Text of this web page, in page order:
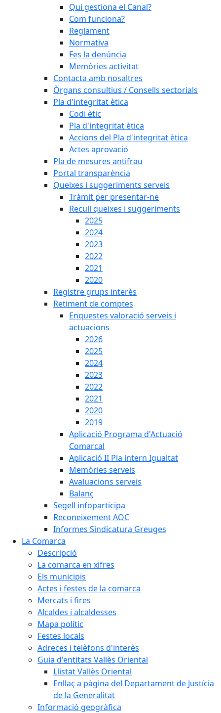
Qui gestiona el Canal?
Com funciona?
Reglament
Normativa
Fes la denúncia
Memòries activitat
Contacta amb nosaltres
Òrgans consultius / Consells sectorials
Pla d'integritat ètica
Codi ètic
Pla d'integritat ètica
Accions del Pla d'integritat ètica
Actes aprovació
Pla de mesures antifrau
Portal transparència
Queixes i suggeriments serveis
Tràmit per presentar-ne
Recull queixes i suggeriments
2025
2024
2023
2022
2021
2020
Registre grups interès
Retiment de comptes
Enquestes valoració serveis i
actuacions
2026
2025
2024
2023
2022
2021
2020
2019
Aplicació Programa d'Actuació
Comarcal
Aplicació II Pla intern Igualtat
Memòries serveis
Avaluacions serveis
Balanç
Segell infoparticipa
Reconeixement AOC
Informes Sindicatura Greuges
La Comarca
Descripció
La comarca en xifres
Els municipis
Actes i festes de la comarca
Mercats i fires
Alcaldes i alcaldesses
Mapa polític
Festes locals
Adreces i telèfons d'interès
Guia d'entitats Vallès Oriental
Llistat Vallès Oriental
Enllaç a pàgina del Departament de Justícia
de la Generalitat
Informació geogràfica